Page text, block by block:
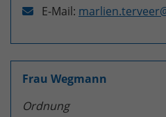
E-Mail:
Frau Wegmann
Ordnung